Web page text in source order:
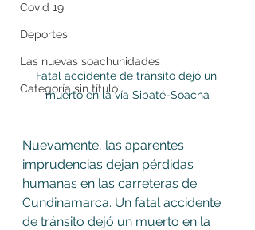
Covid 19
Deportes
Las nuevas soachunidades
Categoría sin título
Fatal accidente de tránsito dejó un
muerto en la vía Sibaté-Soacha
Nuevamente, las aparentes
imprudencias dejan pérdidas
humanas en las carreteras de
Cundinamarca. Un fatal accidente
de tránsito dejó un muerto en la